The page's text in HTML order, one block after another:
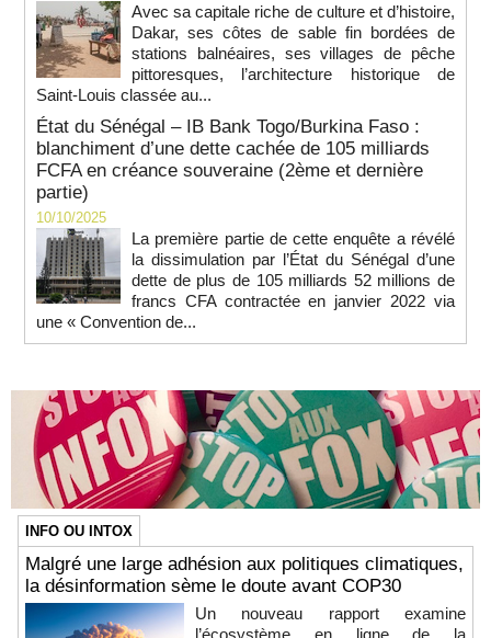
Avec sa capitale riche de culture et d’histoire,
Dakar, ses côtes de sable fin bordées de
stations balnéaires, ses villages de pêche
pittoresques, l’architecture historique de
Saint-Louis classée au...
État du Sénégal – IB Bank Togo/Burkina Faso :
blanchiment d’une dette cachée de 105 milliards
FCFA en créance souveraine (2ème et dernière
partie)
10/10/2025
La première partie de cette enquête a révélé
la dissimulation par l’État du Sénégal d’une
dette de plus de 105 milliards 52 millions de
francs CFA contractée en janvier 2022 via
une « Convention de...
INFO OU INTOX
Malgré une large adhésion aux politiques climatiques,
la désinformation sème le doute avant COP30
Un nouveau rapport examine
l’écosystème en ligne de la